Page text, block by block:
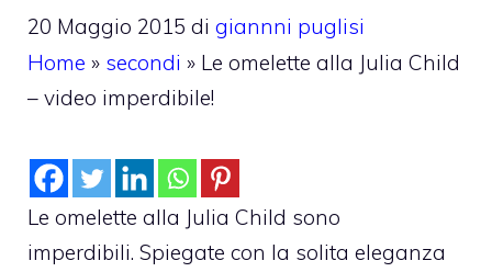
20 Maggio 2015 di giannni puglisi
Home » secondi » Le omelette alla Julia Child
– video imperdibile!
Le omelette alla Julia Child sono
imperdibili. Spiegate con la solita eleganza